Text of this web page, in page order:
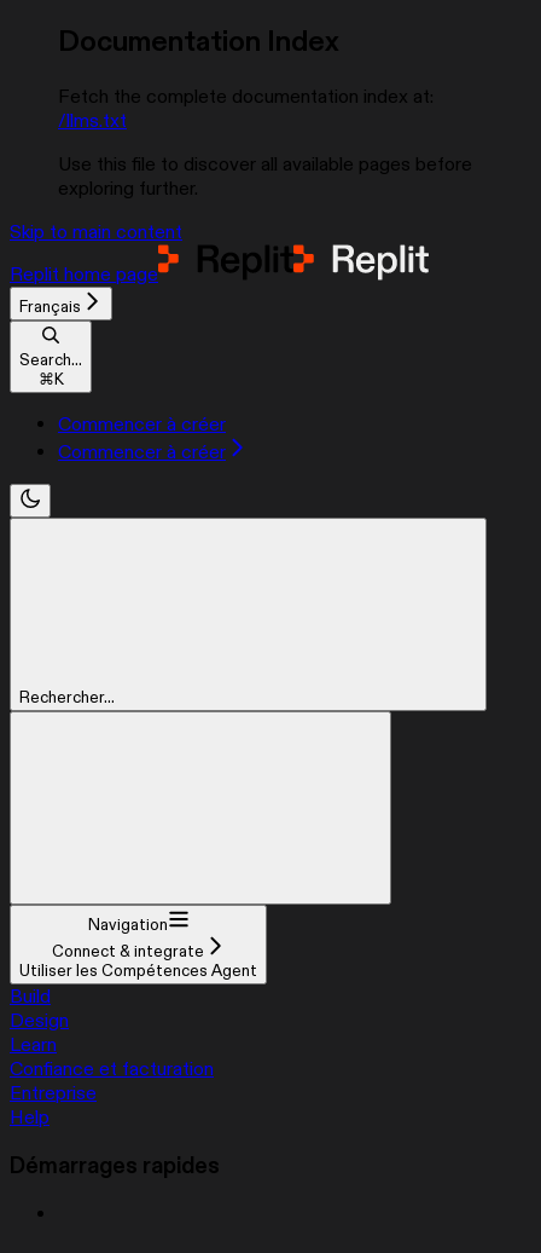
Documentation Index
Fetch the complete documentation index at:
/llms.txt
Use this file to discover all available pages before
exploring further.
Skip to main content
Replit home page
Français
Search...
⌘K
Commencer à créer
Commencer à créer
Rechercher...
Navigation
Connect & integrate
Utiliser les Compétences Agent
Build
Design
Learn
Confiance et facturation
Entreprise
Help
Démarrages rapides